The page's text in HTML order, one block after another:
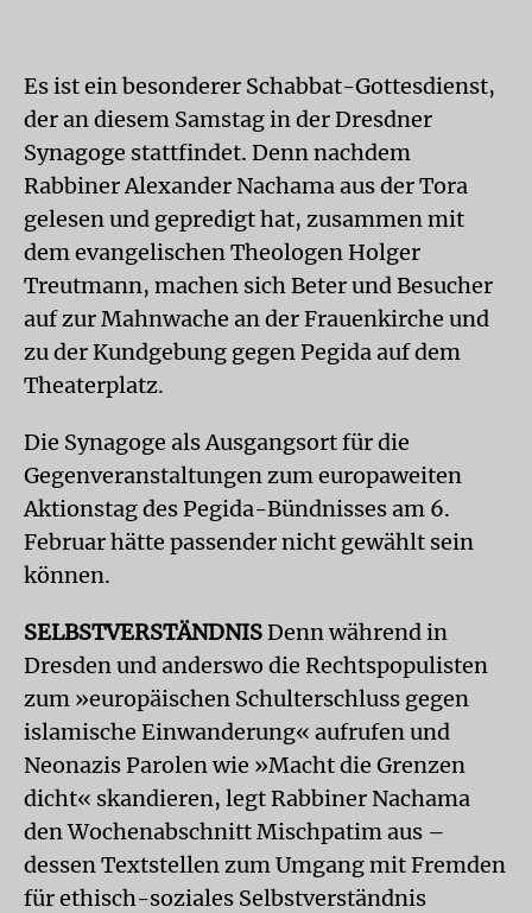
Es ist ein besonderer Schabbat-Gottesdienst,
der an diesem Samstag in der Dresdner
Synagoge stattfindet. Denn nachdem
Rabbiner Alexander Nachama aus der Tora
gelesen und gepredigt hat, zusammen mit
dem evangelischen Theologen Holger
Treutmann, machen sich Beter und Besucher
auf zur Mahnwache an der Frauenkirche und
zu der Kundgebung gegen Pegida auf dem
Theaterplatz.
Die Synagoge als Ausgangsort für die
Gegenveranstaltungen zum europaweiten
Aktionstag des Pegida-Bündnisses am 6.
Februar hätte passender nicht gewählt sein
können.
SELBSTVERSTÄNDNISDenn während in
Dresden und anderswo die Rechtspopulisten
zum »europäischen Schulterschluss gegen
islamische Einwanderung« aufrufen und
Neonazis Parolen wie »Macht die Grenzen
dicht« skandieren, legt Rabbiner Nachama
den Wochenabschnitt Mischpatim aus –
dessen Textstellen zum Umgang mit Fremden
für ethisch-soziales Selbstverständnis